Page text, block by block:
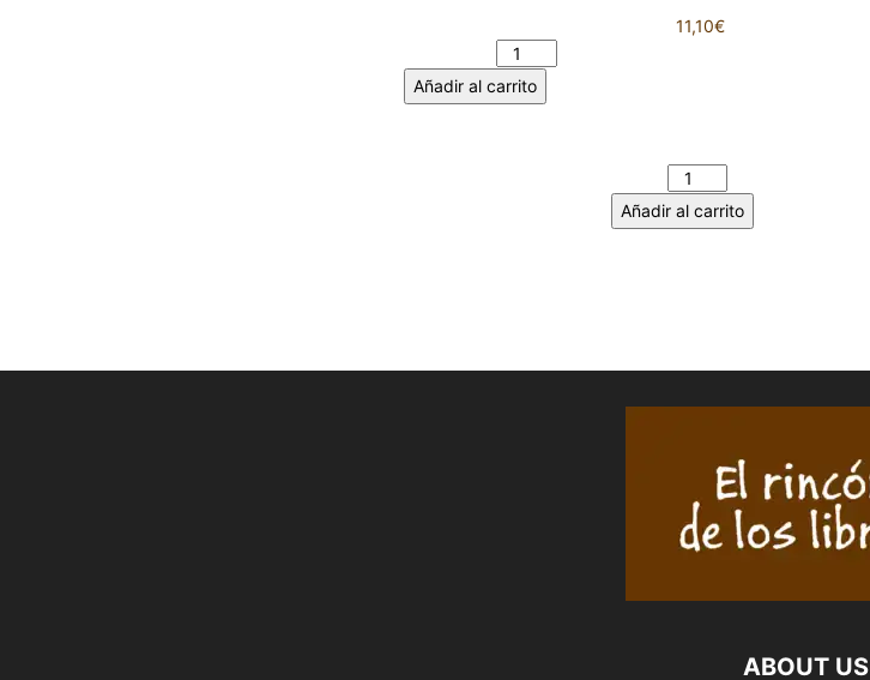
Añadir al carrito
11,10€
Añadir al carrito
ABOUT US